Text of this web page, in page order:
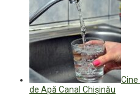
de Apă Canal Chișinău